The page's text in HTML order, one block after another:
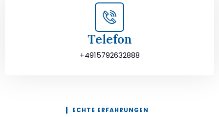
Telefon
+4915792632888
ECHTE ERFAHRUNGEN